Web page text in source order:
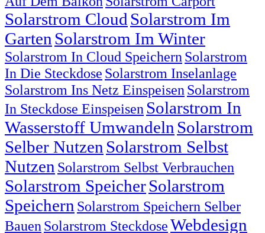
Solarstrom Cloud Solarstrom Im
Garten Solarstrom Im Winter
Solarstrom In Cloud Speichern Solarstrom
In Die Steckdose Solarstrom Inselanlage
Solarstrom Ins Netz Einspeisen Solarstrom
In Steckdose Einspeisen Solarstrom In
Wasserstoff Umwandeln Solarstrom
Selber Nutzen Solarstrom Selbst
Nutzen Solarstrom Selbst Verbrauchen
Solarstrom SpeicherSolarstrom
Speichern Solarstrom Speichern Selber
Bauen Solarstrom SteckdoseWebdesign